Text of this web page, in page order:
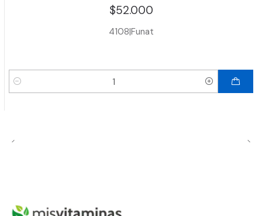
$52.000
4108|Funat
Cantidad